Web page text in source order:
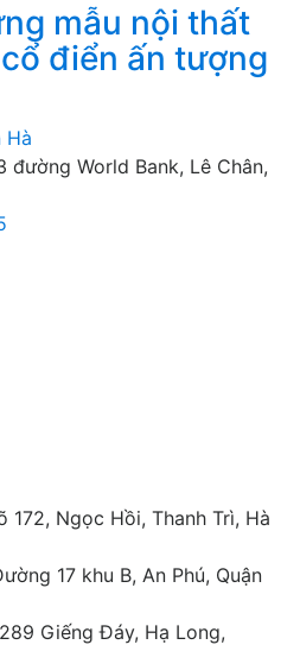
mẫu nội thất
điển ấn tượng
đường World Bank, Lê Chân,
172, Ngọc Hồi, Thanh Trì, Hà
17 khu B, An Phú, Quận
Giếng Đáy, Hạ Long,